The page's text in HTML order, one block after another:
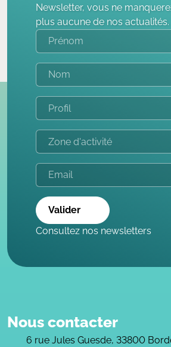
Newsletter, vous ne
plus aucune de nos actualités.
Valider
Consultez nos newsletters
Nous contacter
6 rue Jules Guesde, 33800